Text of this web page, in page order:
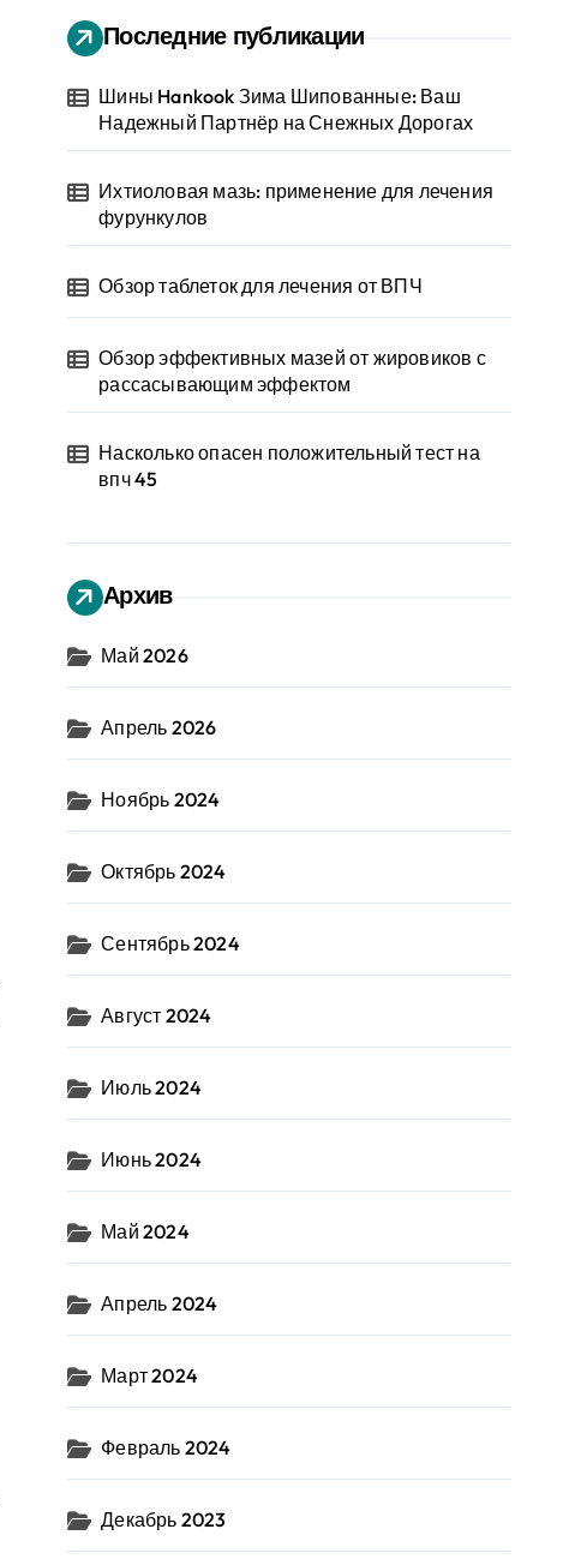
Последние публикации
Шины Hankook Зима Шипованные: Ваш
Надежный Партнёр на Снежных Дорогах
Ихтиоловая мазь: применение для лечения
фурункулов
Обзор таблеток для лечения от ВПЧ
Обзор эффективных мазей от жировиков с
рассасывающим эффектом
Насколько опасен положительный тест на
впч 45
Архив
Май 2026
Апрель 2026
Ноябрь 2024
Октябрь 2024
Сентябрь 2024
Август 2024
Июль 2024
Июнь 2024
Май 2024
Апрель 2024
Март 2024
Февраль 2024
Декабрь 2023